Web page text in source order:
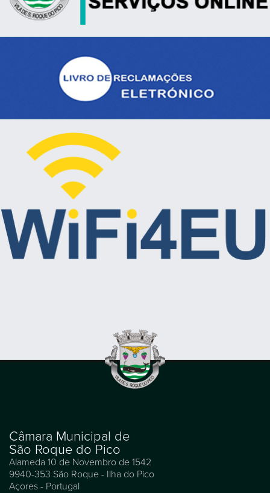
Câmara Municipal de
São Roque do Pico
Alameda 10 de Novembro de 1542
9940-353 São Roque - Ilha do Pico
Açores - Portugal